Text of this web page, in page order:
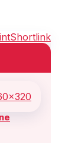
Shortlink